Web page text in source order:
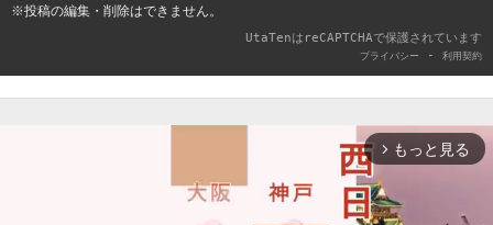
※投稿の編集・削除はできません。
UtaTenはreCAPTCHAで保護されています
プライバシー - 利用契約
arrow_forward_ios もっと見る